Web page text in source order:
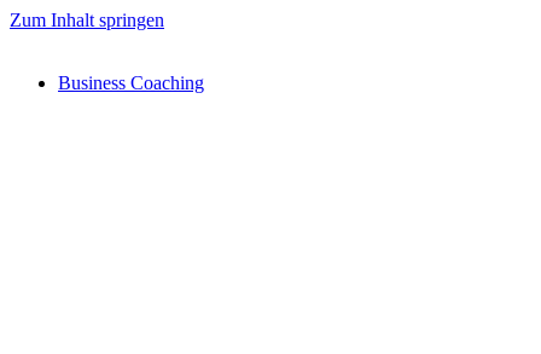
Zum Inhalt springen
Business Coaching